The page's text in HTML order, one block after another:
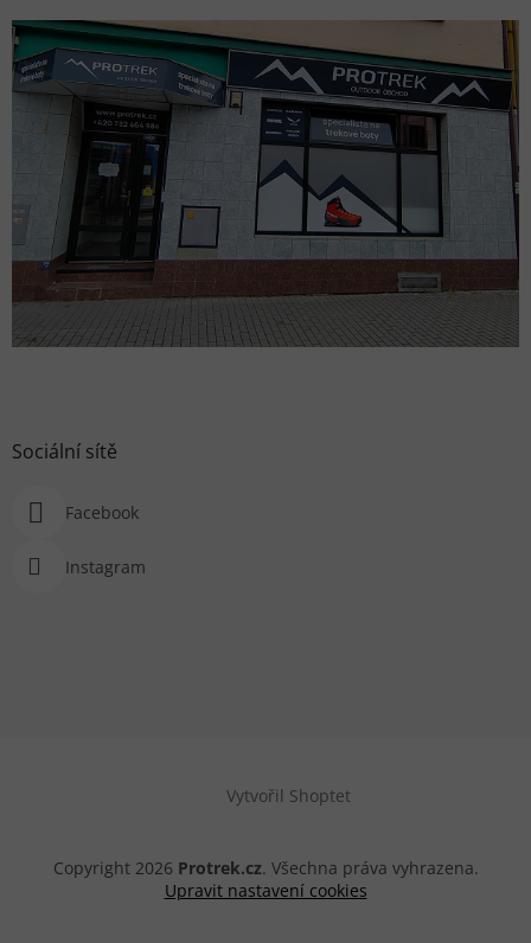
Sociální sítě
Facebook
Instagram
Vytvořil Shoptet
Copyright 2026 Protrek.cz. Všechna práva vyhrazena.
Upravit nastavení cookies